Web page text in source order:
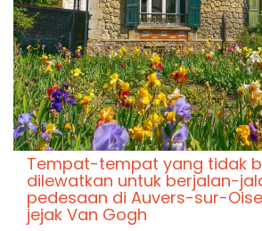
Tempat-tempat yang tidak
dilewatkan untuk berjalan-
pedesaan di Auvers-sur-
jejak Van Gogh